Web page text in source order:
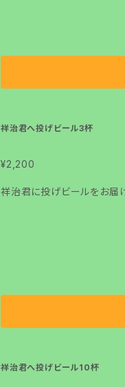
祥治君へ投げビール3杯
¥2,200
祥治君に投げビールをお届
祥治君へ投げビール10杯